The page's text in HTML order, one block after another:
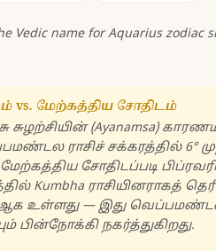
Vedic name for Aquarius zodiac
vs. மேற்கத்திய சோதிடம்
சுழற்சியின் (Ayanamsa)
ராசிச் சக்கரத்தில் 6°
சோதிடப்படி
Kumbha ராசியினராகத்
ஆக உள்ளது — இது
பின்நோக்கி நகர்த்துகிறது.